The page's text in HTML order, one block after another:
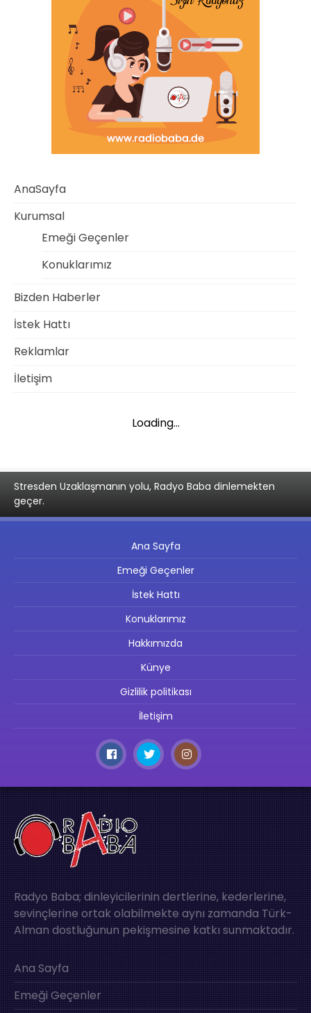
AnaSayfa
Kurumsal
Emeği Geçenler
Konuklarımız
Bizden Haberler
İstek Hattı
Reklamlar
İletişim
Loading...
Stresden Uzaklaşmanın yolu, Radyo Baba dinlemekten
geçer.
Ana Sayfa
Emeği Geçenler
İstek Hattı
Konuklarımız
Hakkımızda
Künye
Gizlilik politikası
İletişim
Radyo Baba; dinleyicilerinin dertlerine, kederlerine,
sevinçlerine ortak olabilmekte aynı zamanda Türk-
Alman dostluğunun pekişmesine katkı sunmaktadır.
Ana Sayfa
Emeği Geçenler